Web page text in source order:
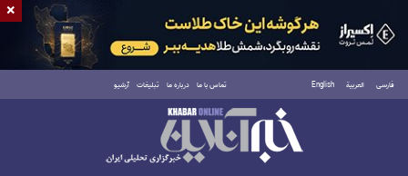
فارسی العربية English تماس با ما درباره ما تبلیغات آرشیو
یکشنبه ۱۸ مرداد ۱۴۰۵
×